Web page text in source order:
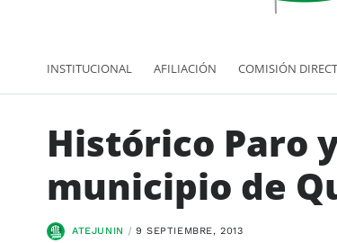
INSTITUCIONAL AFILIACIÓN COMISIÓN
Histórico Paro
municipio de
ATEJUNIN 9 SEPTIEMBRE, 2013